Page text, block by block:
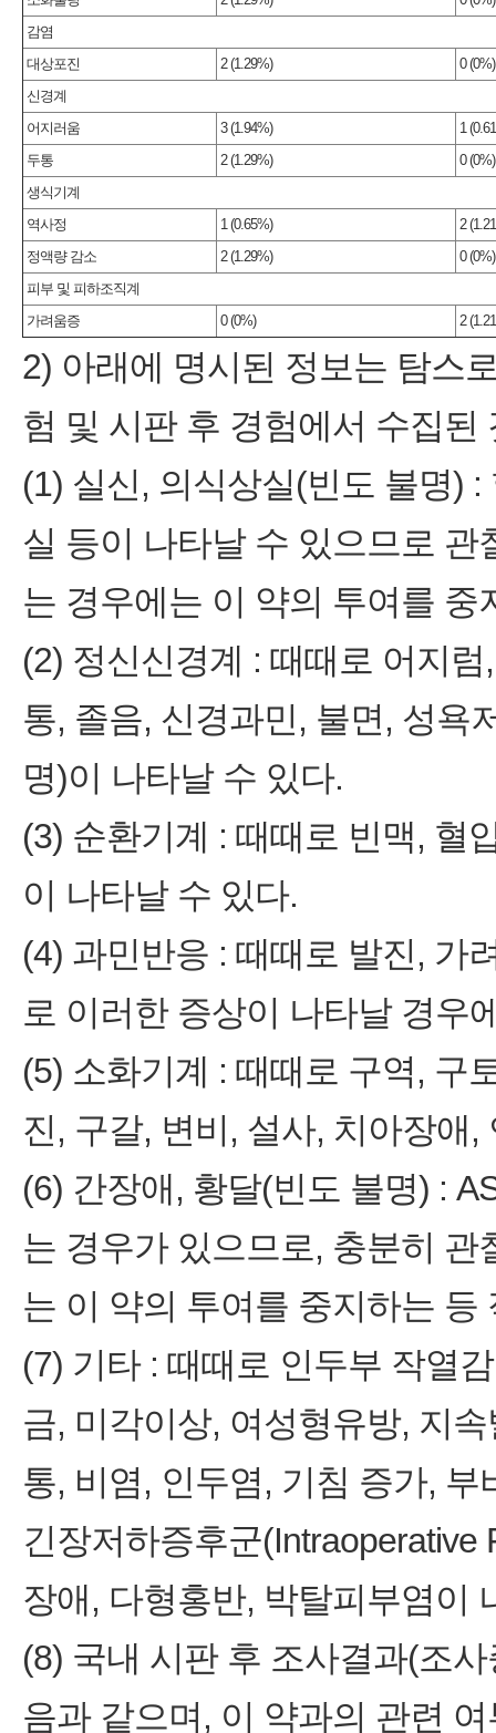
감염
대상포진
2 (1.29%)
0 (0%)
신경계
어지러움
3 (1.94%)
1
두통
2 (1.29%)
0 (0%)
생식기계
역사정
1 (0.65%)
2
정액량 감소
2 (1.29%)
0 (0%)
피부 및 피하조직계
가려움증
0 (0%) 2
2) 아래에 명시된 정보는 탐스
험 및 시판 후 경험에서 수집된
(1) 실신, 의식상실(빈도 불명)
실 등이 나타날 수 있으므로
는 경우에는 이 약의 투여를
(2) 정신신경계 : 때때로 어지
통, 졸음, 신경과민, 불면, 성욕
명)이 나타날 수 있다.
(3) 순환기계 : 때때로 빈맥, 혈
이 나타날 수 있다.
(4) 과민반응 : 때때로 발진, 가
로 이러한 증상이 나타날 경우
(5) 소화기계 : 때때로 구역, 구
진, 구갈, 변비, 설사, 치아장애
(6) 간장애, 황달(빈도 불명) :
는 경우가 있으므로, 충분히
는 이 약의 투여를 중지하는 등
(7) 기타 : 때때로 인두부 작열
금, 미각이상, 여성형유방, 지
통, 비염, 인두염, 기침 증가,
긴장저하증후군(Intraoperative
장애, 다형홍반, 박탈피부염이
(8) 국내 시판 후 조사결과(조
음과 같으며, 이 약과의 관련